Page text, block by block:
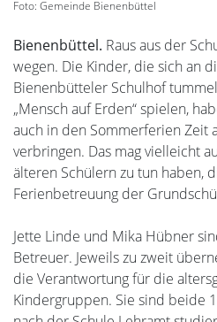
Foto: Gemeinde Bienenbüttel
Bienenbüttel. Raus aus der
wegen. Die Kinder, die sich an
Bienenbütteler Schulhof
„Mensch auf Erden“ spielen,
auch in den Sommerferien Zeit
verbringen. Das mag vielleicht
älteren Schülern zu tun haben,
Ferienbetreuung der
Jette Linde und Mika Hübner
Betreuer. Jeweils zu zweit
die Verantwortung für die
Kindergruppen. Sie sind beide